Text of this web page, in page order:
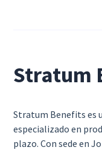
Stratum
Stratum Benefits es
especializado en
plazo. Con sede en